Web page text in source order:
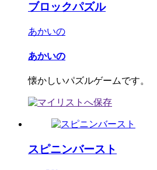
ブロックパズル
あかいの
あかいの
懐かしいパズルゲームです。
スピニンバースト